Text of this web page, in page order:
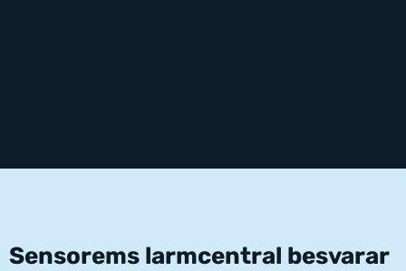
Sensorems larmcentral besvarar